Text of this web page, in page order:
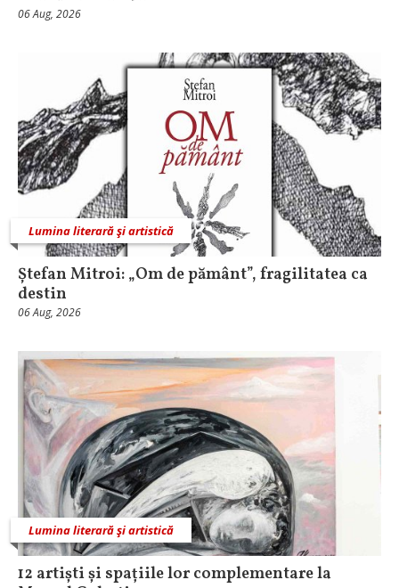
06 Aug, 2026
Lumina literară şi artistică
Ștefan Mitroi: „Om de pământ”, fragilitatea ca
destin
06 Aug, 2026
Lumina literară şi artistică
12 artiști și spațiile lor complementare la